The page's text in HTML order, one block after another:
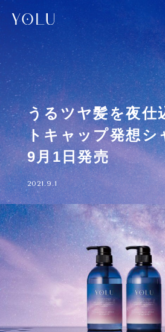
TOP
CONCEPT
PRODUCT
SHOP
TOPICS
FAQ
Instagra
m
TikTok
うるツヤ髪を夜仕
トキャップ発想シ
9月1日発売
2021.9.1